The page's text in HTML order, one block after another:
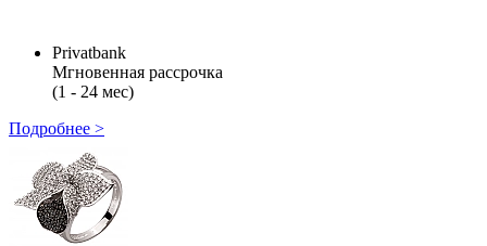
Privatbank
Мгновенная рассрочка
(1 - 24 мес)
Подробнее >